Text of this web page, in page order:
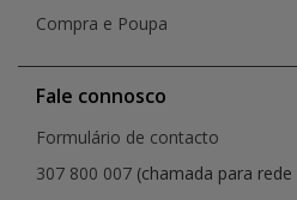
Compra e Poupa
Fale connosco
Formulário de contacto
307 800 007 (chamada para